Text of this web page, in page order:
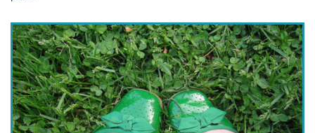
durables
de recyclage
responsables
douce